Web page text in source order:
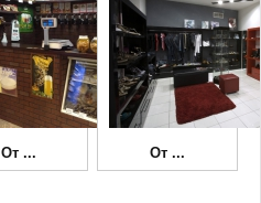
От ... От ...